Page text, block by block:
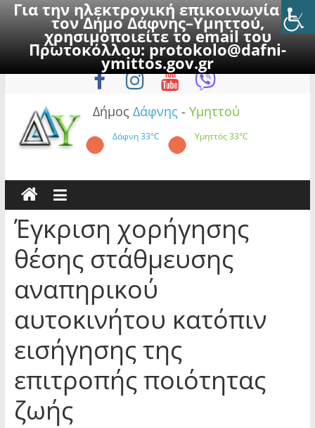
Για την ηλεκτρονική επικοινωνία με
τον Δήμο Δάφνης–Υμηττού,
χρησιμοποιείτε το email του
Πρωτοκόλλου:protokolo@dafni-
ymittos.gov.gr
to
Πέμπτη, 6 Αυγούστου 2026
Δήμος Δάφνης - Υμηττού
Δάφνη33°C Υμηττός33°C
Έγκριση χορήγησης
θέσης στάθμευσης
αναπηρικού
αυτοκινήτου κατόπιν
εισήγησης της
επιτροπής ποιότητας
ζωής